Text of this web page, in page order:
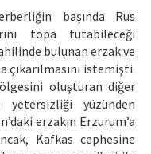
başında Rus
topa tutabileceği
bulunan erzak ve
çıkarılmasını istemişti.
oluşturan diğer
yetersizliği yüzünden
erzakın Erzurum’a
Kafkas cephesine